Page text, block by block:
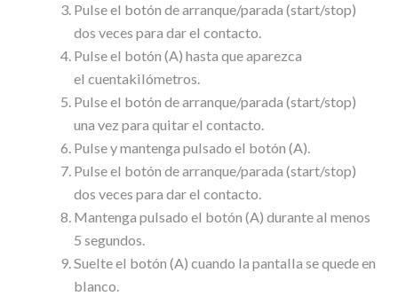
Pulse el botón de arranque/parada (start/stop)
dos veces para dar el contacto.
Pulse el botón (A) hasta que aparezca
el cuentakilómetros.
Pulse el botón de arranque/parada (start/stop)
una vez para quitar el contacto.
Pulse y mantenga pulsado el botón (A).
Pulse el botón de arranque/parada (start/stop)
dos veces para dar el contacto.
Mantenga pulsado el botón (A) durante al menos
5 segundos.
Suelte el botón (A) cuando la pantalla se quede en
blanco.